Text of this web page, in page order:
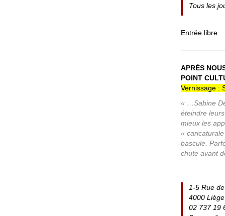
Tous les
Entrée libre
APRÈS
POINT
Vernissage :
« …Sabine
éteindre
mieux les
«
bascule.
chute avant
1-5 Rue
4000 Liège
02 737 19